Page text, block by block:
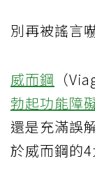
別再被謠言
威而鋼 （
勃起功能障
還是充滿誤
於威而鋼的4